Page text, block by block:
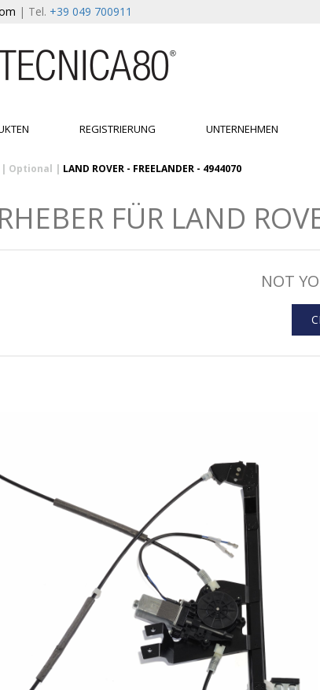
| Tel. +39 049 700911
REGISTRIERUNG UNTERNEHMEN
| Optional | LAND ROVER - FREELANDER - 4944070
FÜR LAND
NOT